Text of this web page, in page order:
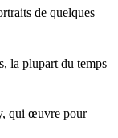
de quelques
la plupart du temps
qui œuvre pour